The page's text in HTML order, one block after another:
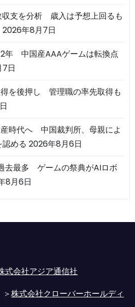
支を分析 歳入は予想上回るも
2026年8月7日
2年 中国産AAAゲームは転換点
日
を後押し 管理職の率先取得も
時代へ 中国裁判所、母親によ
める 2026年8月6日
去最多 ゲームの祭典がAIロボ
8月6日
式会社アジア通信社
株式会社クローバーホールディ